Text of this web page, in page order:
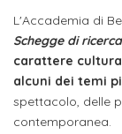
Contatti
Laboratori
e
e
Didattica
dell'arte
Inclusione
Carriera
Alias
PER
GLI
STUDENTI
Stage
attivabili
diventare
un
nostro
studente
per
diventare
un
nostro
referente
d'azienda
L'Accademia di
Schegge di
carattere
alcuni dei temi
spettacolo, delle
contemporanea.